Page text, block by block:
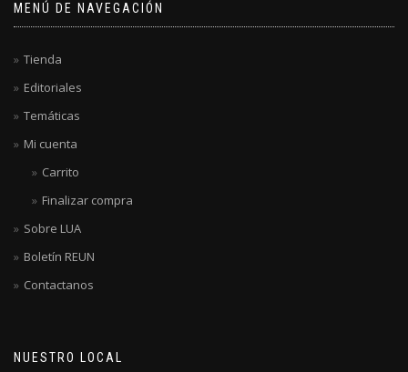
MENÚ DE NAVEGACIÓN
Tienda
Editoriales
Temáticas
Mi cuenta
Carrito
Finalizar compra
Sobre LUA
Boletín REUN
Contactanos
NUESTRO LOCAL